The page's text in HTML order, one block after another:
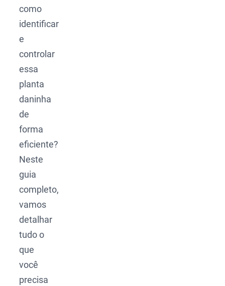
como
identificar
e
controlar
essa
planta
daninha
de
forma
eficiente?
Neste
guia
completo,
vamos
detalhar
tudo o
que
você
precisa